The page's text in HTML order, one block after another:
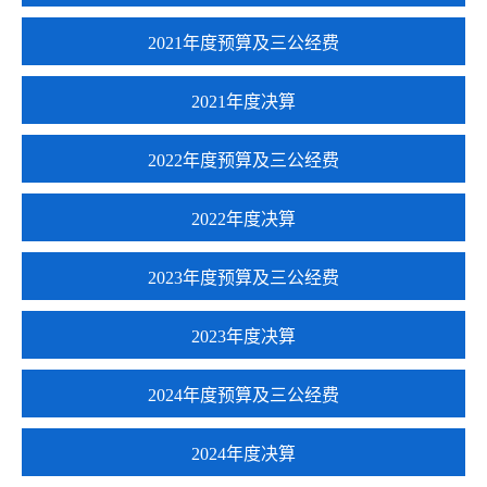
2021年度预算及三公经费
2021年度决算
2022年度预算及三公经费
2022年度决算
2023年度预算及三公经费
2023年度决算
2024年度预算及三公经费
2024年度决算